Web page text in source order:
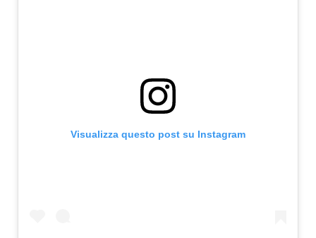
Visualizza questo post su Instagram